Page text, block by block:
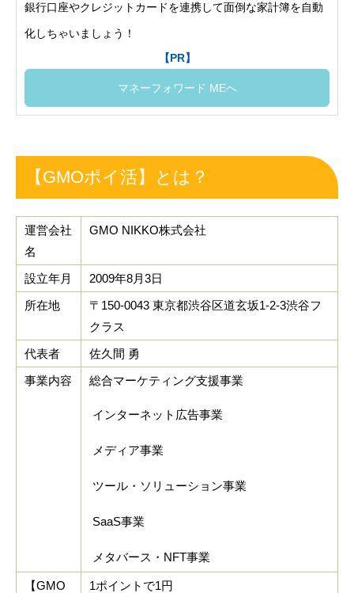
銀行口座やクレジットカードを連携して面倒な家計簿を自動
化しちゃいましょう！
【PR】
マネーフォワード MEへ
【GMOポイ活】とは？
運営会社
名
GMO NIKKO株式会社
設立年月
2009年8月3日
所在地
〒150-0043 東京都渋谷区道玄坂1-2-3渋谷フ
クラス
代表者
佐久間 勇
事業内容
総合マーケティング支援事業
インターネット広告事業
メディア事業
ツール・ソリューション事業
SaaS事業
メタバース・NFT事業
【GMO
1ポイントで1円